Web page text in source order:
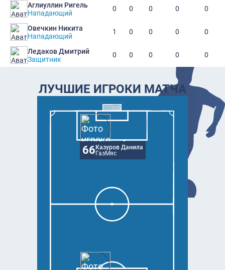
Аглиуллин Ригель
Нападающий
0 0 0 0 0
Овечкин Никита
Нападающий
1 0 0 0 0
Ледаков Дмитрий
Защитник
0 0 0 0 0
ЛУЧШИЕ ИГРОКИ МАТЧА
66Казуров Данила
ГазМяс